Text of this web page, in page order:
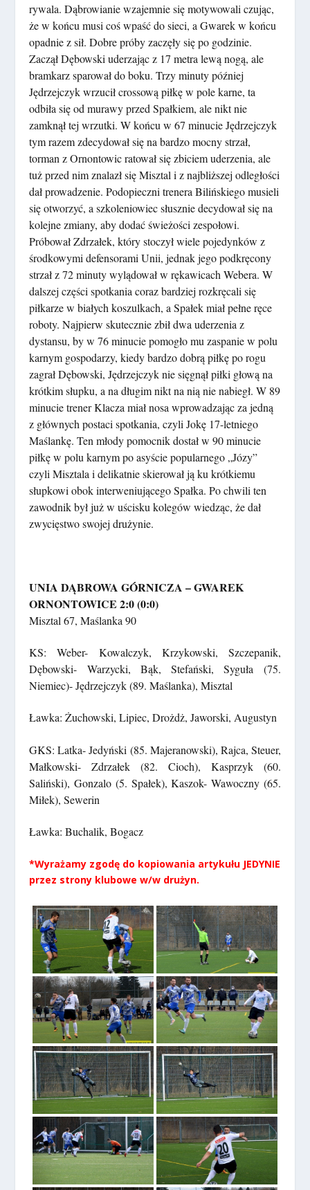
rywala. Dąbrowianie wzajemnie się motywowali czując,
że w końcu musi coś wpaść do sieci, a Gwarek w końcu
opadnie z sił. Dobre próby zaczęły się po godzinie.
Zaczął Dębowski uderzając z 17 metra lewą nogą, ale
bramkarz sparował do boku. Trzy minuty później
Jędrzejczyk wrzucił crossową piłkę w pole karne, ta
odbiła się od murawy przed Spałkiem, ale nikt nie
zamknął tej wrzutki. W końcu w 67 minucie Jędrzejczyk
tym razem zdecydował się na bardzo mocny strzał,
torman z Ornontowic ratował się zbiciem uderzenia, ale
tuż przed nim znalazł się Misztal i z najbliższej odległości
dał prowadzenie. Podopieczni trenera Bilińskiego musieli
się otworzyć, a szkoleniowiec słusznie decydował się na
kolejne zmiany, aby dodać świeżości zespołowi.
Próbował Zdrzałek, który stoczył wiele pojedynków z
środkowymi defensorami Unii, jednak jego podkręcony
strzał z 72 minuty wylądował w rękawicach Webera. W
dalszej części spotkania coraz bardziej rozkręcali się
piłkarze w białych koszulkach, a Spałek miał pełne ręce
roboty. Najpierw skutecznie zbił dwa uderzenia z
dystansu, by w 76 minucie pomogło mu zaspanie w polu
karnym gospodarzy, kiedy bardzo dobrą piłkę po rogu
zagrał Dębowski, Jędrzejczyk nie sięgnął piłki głową na
krótkim słupku, a na długim nikt na nią nie nabiegł. W 89
minucie trener Klacza miał nosa wprowadzając za jedną
z głównych postaci spotkania, czyli Jokę 17-letniego
Maślankę. Ten młody pomocnik dostał w 90 minucie
piłkę w polu karnym po asyście popularnego „Józy”
czyli Misztala i delikatnie skierował ją ku krótkiemu
słupkowi obok interweniującego Spałka. Po chwili ten
zawodnik był już w uścisku kolegów wiedząc, że dał
zwycięstwo swojej drużynie.
UNIA DĄBROWA GÓRNICZA – GWAREK
ORNONTOWICE 2:0 (0:0)
Misztal 67, Maślanka 90
KS: Weber- Kowalczyk, Krzykowski, Szczepanik,
Dębowski- Warzycki, Bąk, Stefański, Syguła (75.
Niemiec)- Jędrzejczyk (89. Maślanka), Misztal
Ławka: Żuchowski, Lipiec, Drożdż, Jaworski, Augustyn
GKS: Latka- Jedyński (85. Majeranowski), Rajca, Steuer,
Małkowski- Zdrzałek (82. Cioch), Kasprzyk (60.
Saliński), Gonzalo (5. Spałek), Kaszok- Wawoczny (65.
Miłek), Sewerin
Ławka: Buchalik, Bogacz
*Wyrażamy zgodę do kopiowania artykułu JEDYNIE
przez strony klubowe w/w drużyn.